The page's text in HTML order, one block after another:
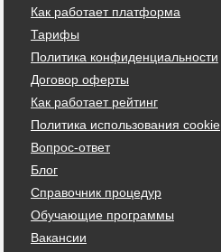
Как работает платформа
Тарифы
Политика конфиденциальности
Договор оферты
Как работает рейтинг
Политика использования cookie
Вопрос-ответ
Блог
Справочник процедур
Обучающие программы
Вакансии